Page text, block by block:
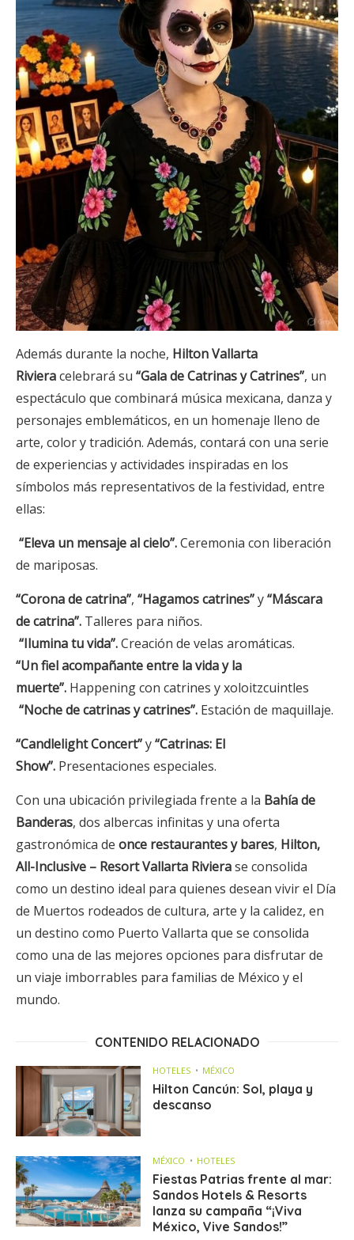
Además durante la noche, Hilton Vallarta
Rivieracelebrará su “Gala de Catrinas y Catrines”, un
espectáculo que combinará música mexicana, danza y
personajes emblemáticos, en un homenaje lleno de
arte, color y tradición. Además, contará con una serie
de experiencias y actividades inspiradas en los
símbolos más representativos de la festividad, entre
ellas:
“Eleva un mensaje al cielo”.Ceremonia con liberación
de mariposas.
“Corona de catrina”, “Hagamos catrines”y“Máscara
de catrina”. Talleres para niños.
“Ilumina tu vida”.Creación de velas aromáticas.
“Un fiel acompañante entre la vida y la
muerte”. Happening con catrines y xoloitzcuintles
“Noche de catrinas y catrines”. Estación de maquillaje.
“Candlelight Concert”y“Catrinas: El
Show”. Presentaciones especiales.
Con una ubicación privilegiada frente a la Bahía de
Banderas, dos albercas infinitas y una oferta
gastronómica de once restaurantes y bares, Hilton,
All-Inclusive – Resort Vallarta Rivierase consolida
como un destino ideal para quienes desean vivir el Día
de Muertos rodeados de cultura, arte y la calidez, en
un destino como Puerto Vallarta que se consolida
como una de las mejores opciones para disfrutar de
un viaje imborrables para familias de México y el
mundo.
CONTENIDO RELACIONADO
HOTELES MÉXICO
Hilton Cancún: Sol, playa y
descanso
MÉXICO HOTELES
Fiestas Patrias frente al mar:
Sandos Hotels & Resorts
lanza su campaña “¡Viva
México, Vive Sandos!”